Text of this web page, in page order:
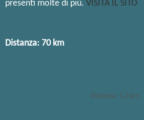
presenti molte di più. VISITA IL SITO
Distanza: 70 km
Distanza: 1,2 km